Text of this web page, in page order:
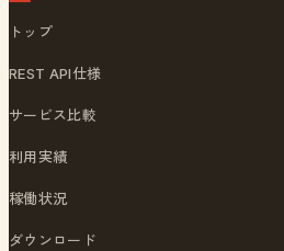
トップ
REST API仕様
サービス比較
利用実績
稼働状況
ダウンロード